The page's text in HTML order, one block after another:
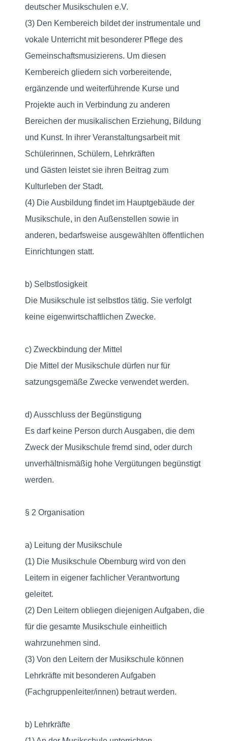
deutscher Musikschulen e.V.
(3) Den Kernbereich bildet der instrumentale und
vokale Unterricht mit besonderer Pflege des
Gemeinschaftsmusizierens. Um diesen
Kernbereich gliedern sich vorbereitende,
ergänzende und weiterführende Kurse und
Projekte auch in Verbindung zu anderen
Bereichen der musikalischen Erziehung, Bildung
und Kunst. In ihrer Veranstaltungsarbeit mit
Schülerinnen, Schülern, Lehrkräften
und Gästen leistet sie ihren Beitrag zum
Kulturleben der Stadt.
(4) Die Ausbildung findet im Hauptgebäude der
Musikschule, in den Außenstellen sowie in
anderen, bedarfsweise ausgewählten öffentlichen
Einrichtungen statt.
b) Selbstlosigkeit
Die Musikschule ist selbstlos tätig. Sie verfolgt
keine eigenwirtschaftlichen Zwecke.
c) Zweckbindung der Mittel
Die Mittel der Musikschule dürfen nur für
satzungsgemäße Zwecke verwendet werden.
d) Ausschluss der Begünstigung
Es darf keine Person durch Ausgaben, die dem
Zweck der Musikschule fremd sind, oder durch
unverhältnismäßig hohe Vergütungen begünstigt
werden.
§ 2 Organisation
a) Leitung der Musikschule
(1) Die Musikschule Obernburg wird von den
Leitern in eigener fachlicher Verantwortung
geleitet.
(2) Den Leitern obliegen diejenigen Aufgaben, die
für die gesamte Musikschule einheitlich
wahrzunehmen sind.
(3) Von den Leitern der Musikschule können
Lehrkräfte mit besonderen Aufgaben
(Fachgruppenleiter/innen) betraut werden.
b) Lehrkräfte